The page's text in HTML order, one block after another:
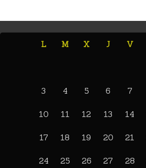
L M X J V
3 4 5 6 7
10 11 12 13 14
17 18 19 20 21
24 25 26 27 28